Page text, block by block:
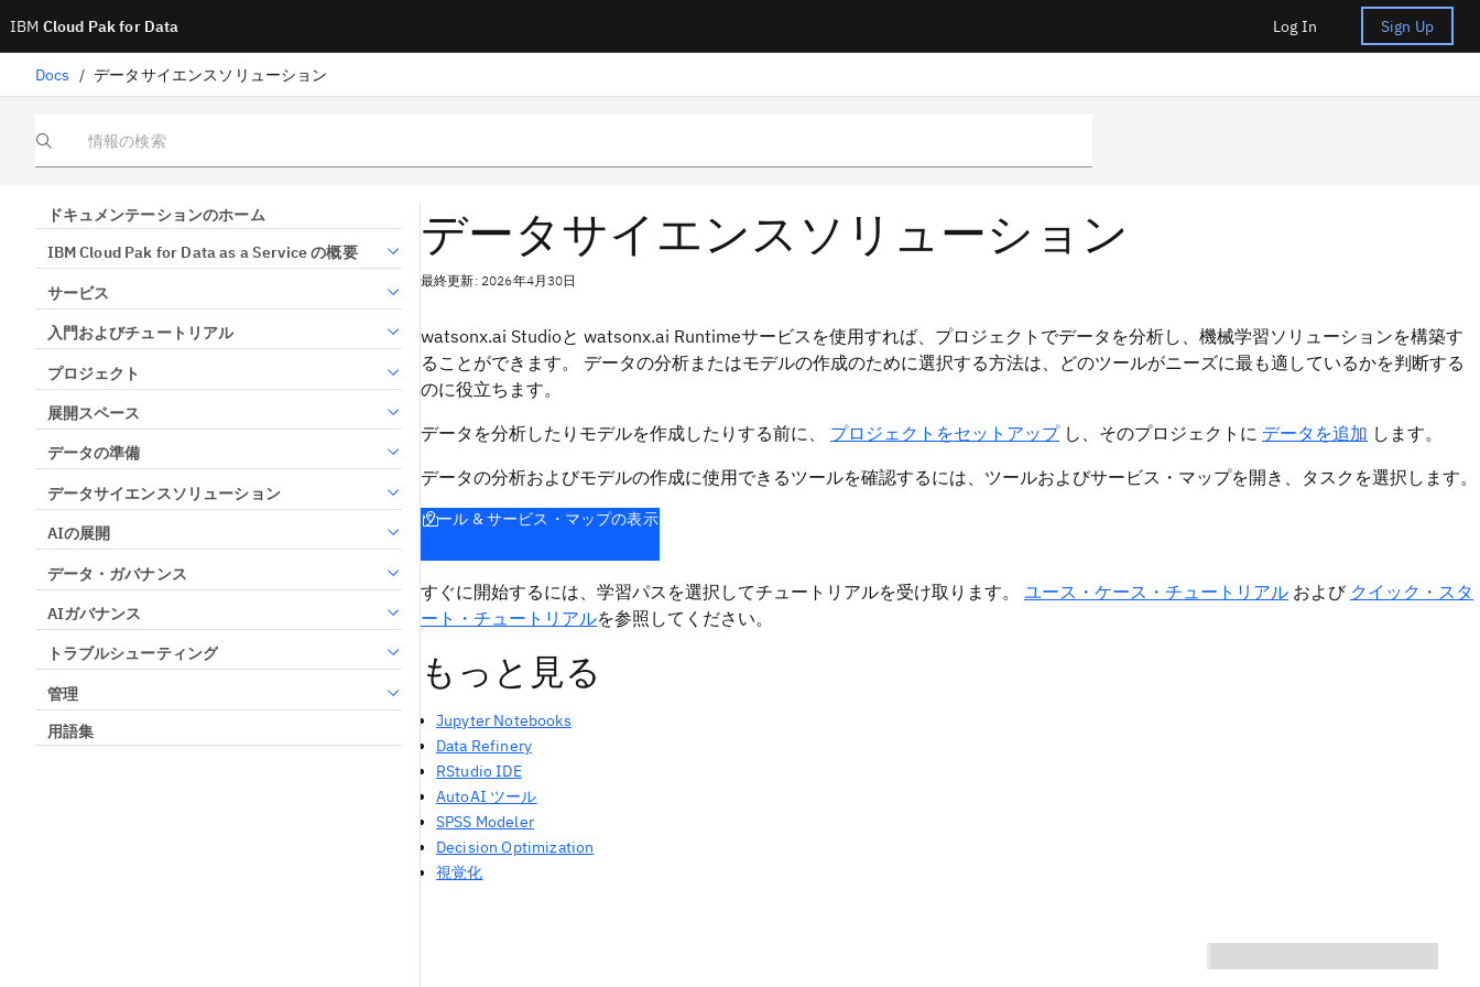
IBM Cloud Pak for Data Log In Sign Up
Docs / データサイエンスソリューション
情報の検索
ドキュメンテーションのホーム
IBM Cloud Pak for Data as a Service の概要
サービス
入門およびチュートリアル
プロジェクト
展開スペース
データの準備
データサイエンスソリューション
AIの展開
データ・ガバナンス
AIガバナンス
トラブルシューティング
管理
用語集
データサイエンスソリューション
最終更新: 2026年4月30日
watsonx.ai Studioと watsonx.ai Runtimeサービスを使用すれば、プロジェクトでデータを分析し、機械学習ソリューションを構築す
ることができます。 データの分析またはモデルの作成のために選択する方法は、どのツールがニーズに最も適しているかを判断する
のに役立ちます。
データを分析したりモデルを作成したりする前に、 プロジェクトをセットアップし、そのプロジェクトに データを追加 します。
データの分析およびモデルの作成に使用できるツールを確認するには、ツールおよびサービス・マップを開き、タスクを選択します。
ツール & サービス・マップの表示
すぐに開始するには、学習パスを選択してチュートリアルを受け取ります。 ユース・ケース・チュートリアル および クイック・スタ
ート・チュートリアルを参照してください。
もっと見る
Jupyter Notebooks
Data Refinery
RStudio IDE
AutoAI ツール
SPSS Modeler
Decision Optimization
視覚化